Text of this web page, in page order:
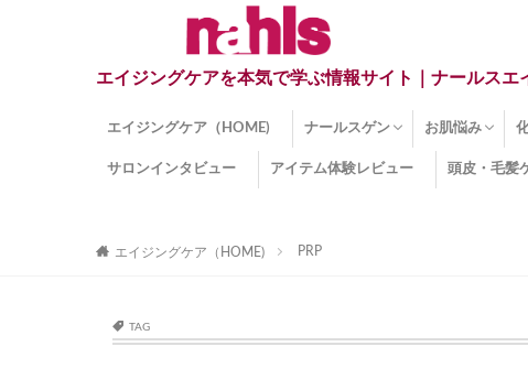
エイジングケアを本気で学ぶ情報サイト｜ナールスエ
エイジングケア（HOME) ナールスゲン
ナールスゲンとは？
ナールスゲン関連成分
お肌悩み
インナードライ
くすみ
目の下のクマ
しみ
しわ
顔・頭皮のたる
ほうれい線
毛穴
手荒れ
乾燥肌
敏感肌
紫外線ダメージ
薄毛
その他のお肌悩
サロンインタビュー アイテム体験レビュー 頭皮・毛髪
エイジングケア（HOME) PRP
TAG